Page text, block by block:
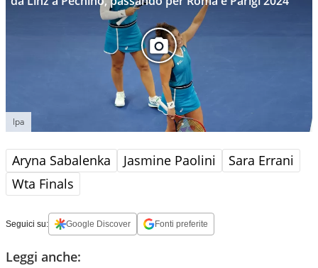
Ipa
Aryna Sabalenka Jasmine Paolini
Sara Errani
Wta Finals
Seguici su: Google Discover Fonti preferite
Leggi anche: